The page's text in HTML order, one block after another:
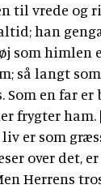
til vrede og
han
som himlen
så langt
Som en far
frygter ham.
liv er som
over det,
Herrens